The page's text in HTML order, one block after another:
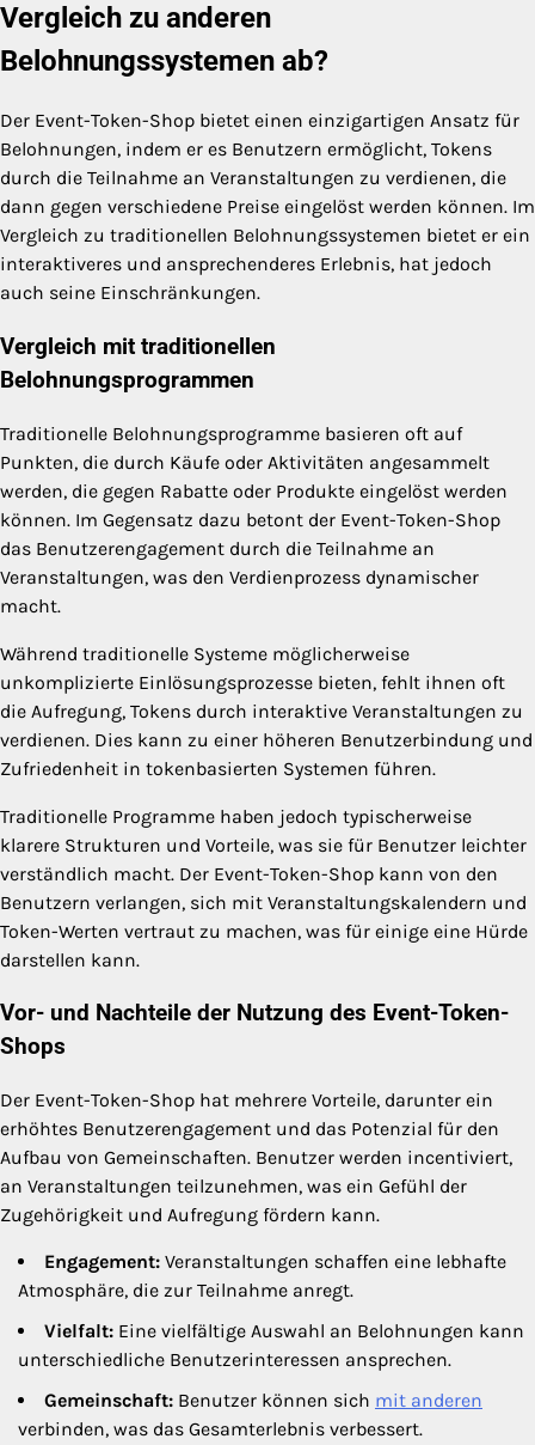
Vergleich zu anderen
Belohnungssystemen ab?
Der Event-Token-Shop bietet einen einzigartigen Ansatz für
Belohnungen, indem er es Benutzern ermöglicht, Tokens
durch die Teilnahme an Veranstaltungen zu verdienen, die
dann gegen verschiedene Preise eingelöst werden können. Im
Vergleich zu traditionellen Belohnungssystemen bietet er ein
interaktiveres und ansprechenderes Erlebnis, hat jedoch
auch seine Einschränkungen.
Vergleich mit traditionellen
Belohnungsprogrammen
Traditionelle Belohnungsprogramme basieren oft auf
Punkten, die durch Käufe oder Aktivitäten angesammelt
werden, die gegen Rabatte oder Produkte eingelöst werden
können. Im Gegensatz dazu betont der Event-Token-Shop
das Benutzerengagement durch die Teilnahme an
Veranstaltungen, was den Verdienprozess dynamischer
macht.
Während traditionelle Systeme möglicherweise
unkomplizierte Einlösungsprozesse bieten, fehlt ihnen oft
die Aufregung, Tokens durch interaktive Veranstaltungen zu
verdienen. Dies kann zu einer höheren Benutzerbindung und
Zufriedenheit in tokenbasierten Systemen führen.
Traditionelle Programme haben jedoch typischerweise
klarere Strukturen und Vorteile, was sie für Benutzer leichter
verständlich macht. Der Event-Token-Shop kann von den
Benutzern verlangen, sich mit Veranstaltungskalendern und
Token-Werten vertraut zu machen, was für einige eine Hürde
darstellen kann.
Vor- und Nachteile der Nutzung des Event-Token-
Shops
Der Event-Token-Shop hat mehrere Vorteile, darunter ein
erhöhtes Benutzerengagement und das Potenzial für den
Aufbau von Gemeinschaften. Benutzer werden incentiviert,
an Veranstaltungen teilzunehmen, was ein Gefühl der
Zugehörigkeit und Aufregung fördern kann.
Engagement: Veranstaltungen schaffen eine lebhafte
Atmosphäre, die zur Teilnahme anregt.
Vielfalt: Eine vielfältige Auswahl an Belohnungen kann
unterschiedliche Benutzerinteressen ansprechen.
Gemeinschaft: Benutzer können sich mit anderen
verbinden, was das Gesamterlebnis verbessert.